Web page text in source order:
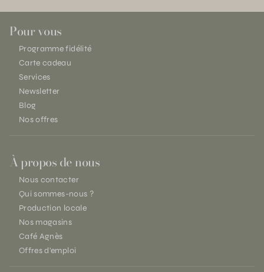
Pour vous
Programme fidélité
Carte cadeau
Services
Newsletter
Blog
Nos offres
À propos de nous
Nous contacter
Qui sommes-nous ?
Production locale
Nos magasins
Café Agnès
Offres d'emploi